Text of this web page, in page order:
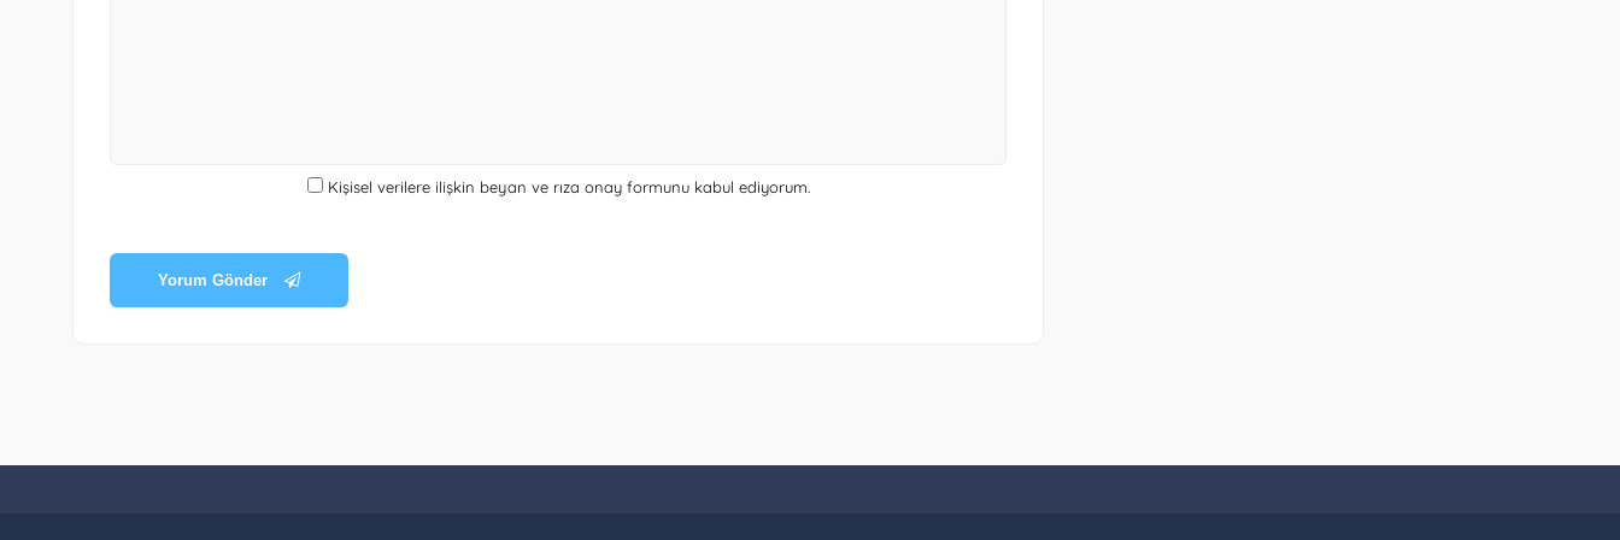
Kişisel verilere ilişkin beyan ve rıza onay formunukabul ediyorum.
Yorum Gönder